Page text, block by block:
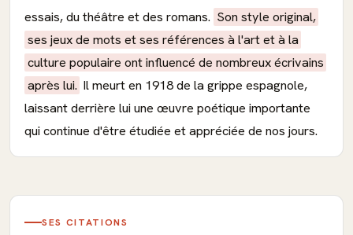
essais, du théâtre et des romans. Son style original,
ses jeux de mots et ses références à l'art et à la
culture populaire ont influencé de nombreux écrivains
après lui. Il meurt en 1918 de la grippe espagnole,
laissant derrière lui une œuvre poétique importante
qui continue d'être étudiée et appréciée de nos jours.
SES CITATIONS